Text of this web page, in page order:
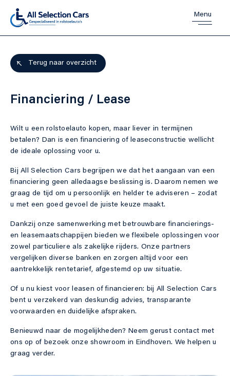
Menu
Home
Aanbod
Diensten
Over ons
Verkocht
Contact
Contact
040 298 83 45
Terug naar overzicht
Financiering / Lease
Wilt u een rolstoelauto kopen, maar liever in termijnen
betalen? Dan is een financiering of leaseconstructie wellicht
de ideale oplossing voor u.
Bij All Selection Cars begrijpen we dat het aangaan van een
financiering geen alledaagse beslissing is. Daarom nemen we
graag de tijd om u persoonlijk en helder te adviseren – zodat
u met een goed gevoel de juiste keuze maakt.
Dankzij onze samenwerking met betrouwbare financierings-
en leasemaatschappijen bieden we flexibele oplossingen voor
zowel particuliere als zakelijke rijders. Onze partners
vergelijken diverse banken en zorgen altijd voor een
aantrekkelijk rentetarief, afgestemd op uw situatie.
Of u nu kiest voor leasen of financieren: bij All Selection Cars
bent u verzekerd van deskundig advies, transparante
voorwaarden en duidelijke afspraken.
Benieuwd naar de mogelijkheden? Neem gerust contact met
ons op of bezoek onze showroom in Eindhoven. We helpen u
graag verder.